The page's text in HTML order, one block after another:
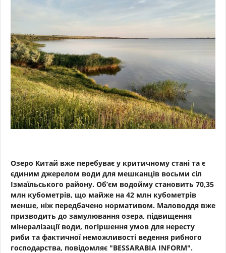
Озеро Китай вже перебуває у критичному стані та є
єдиним джерелом води для мешканців восьми сіл
Ізмаїльського району. Об’єм водойму становить 70,35
млн кубометрів, що майже на 42 млн кубометрів
менше, ніж передбачено нормативом. Маловоддя вже
призводить до замулювання озера, підвищення
мінералізації води, погіршення умов для нересту
риби та фактичної неможливості ведення рибного
господарства, повідомляє "BESSARABIA INFORM".